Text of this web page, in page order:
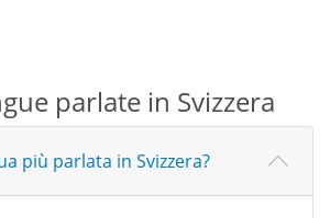
parlate in Svizzera
più parlata in Svizzera?